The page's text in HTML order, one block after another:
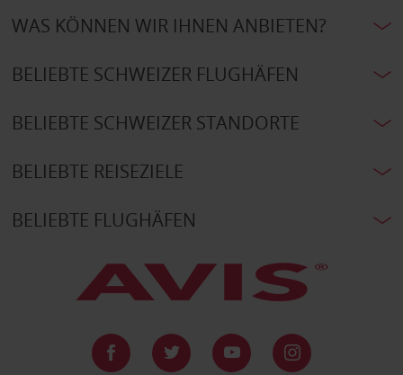
WAS KÖNNEN WIR IHNEN ANBIETEN?
BELIEBTE SCHWEIZER FLUGHÄFEN
BELIEBTE SCHWEIZER STANDORTE
BELIEBTE REISEZIELE
BELIEBTE FLUGHÄFEN